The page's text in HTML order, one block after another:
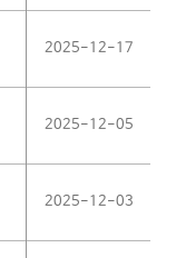
2025-12-17
2025-12-05
2025-12-03